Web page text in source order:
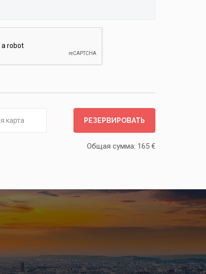
РЕЗЕРВИРОВАТЬ
Общая сумма: 165 €